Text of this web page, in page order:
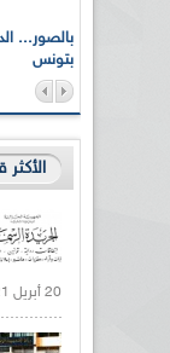
بتونس
الأكثر
20 أبريل 2021 |